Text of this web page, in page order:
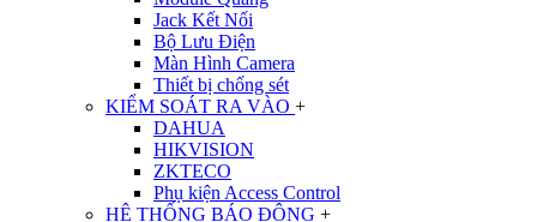
Jack Kết Nối
Bộ Lưu Điện
Màn Hình Camera
Thiết bị chống sét
KIỂM SOÁT RA VÀO +
DAHUA
HIKVISION
ZKTECO
Phụ kiện Access Control
HỆ THỐNG BÁO ĐỘNG +